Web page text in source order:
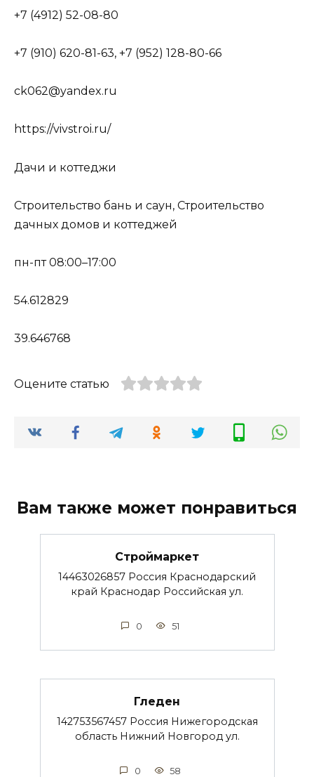
+7 (4912) 52-08-80
+7 (910) 620-81-63, +7 (952) 128-80-66
ck062@yandex.ru
https://vivstroi.ru/
Дачи и коттеджи
Строительство бань и саун, Строительство
дачных домов и коттеджей
пн-пт 08:00–17:00
54.612829
39.646768
Оцените статью
Вам также может понравиться
Строймаркет
14463026857 Россия Краснодарский
край Краснодар Российская ул.
0 51
Гледен
142753567457 Россия Нижегородская
область Нижний Новгород ул.
0 58